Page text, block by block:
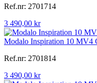
Ref.nr: 2701714
3 490,00 kr
Modalo Inspiration 10 MV4
Ref.nr: 2701814
3 490,00 kr